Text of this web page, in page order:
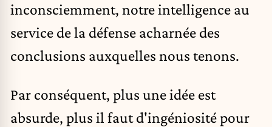
inconsciemment, notre intelligence au
service de la défense acharnée des
conclusions auxquelles nous tenons.
Par conséquent, plus une idée est
absurde, plus il faut d'ingéniosité pour